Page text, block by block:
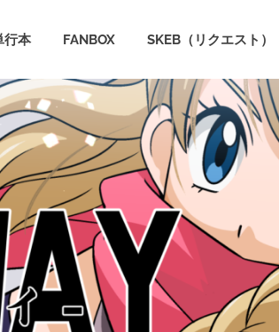
行本 FANBOX SKEB（リクエスト）